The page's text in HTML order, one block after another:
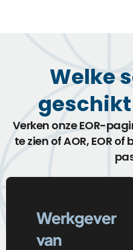
Welke
Verken onze EOR-
te zien of AOR, EOR
Werkgever
van